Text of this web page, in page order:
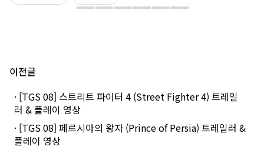
이전글
· [TGS 08] 스트리트 파이터 4 (Street Fighter 4) 트레일
러 & 플레이 영상
· [TGS 08] 페르시아의 왕자 (Prince of Persia) 트레일러 &
플레이 영상